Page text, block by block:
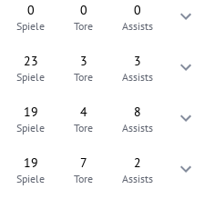
0
Spiele
0
Tore
0
Assists
23
Spiele
3
Tore
3
Assists
19
Spiele
4
Tore
8
Assists
19
Spiele
7
Tore
2
Assists